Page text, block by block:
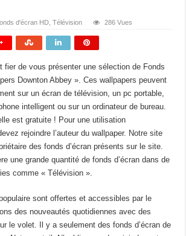
d'écran HD ,Télévision 286 Vues
fier de vous présenter une sélection de Fonds
Downton Abbey ». Ces wallpapers peuvent
sur un écran de télévision, un pc portable,
intelligent ou sur un ordinateur de bureau.
est gratuite ! Pour une utilisation
rejoindre l’auteur du wallpaper. Notre site
des fonds d’écran présents sur le site.
une grande quantité de fonds d’écran dans de
comme « Télévision ».
sont offertes et accessibles par le
des nouveautés quotidiennes avec des
le volet. Il y a seulement des fonds d’écran de